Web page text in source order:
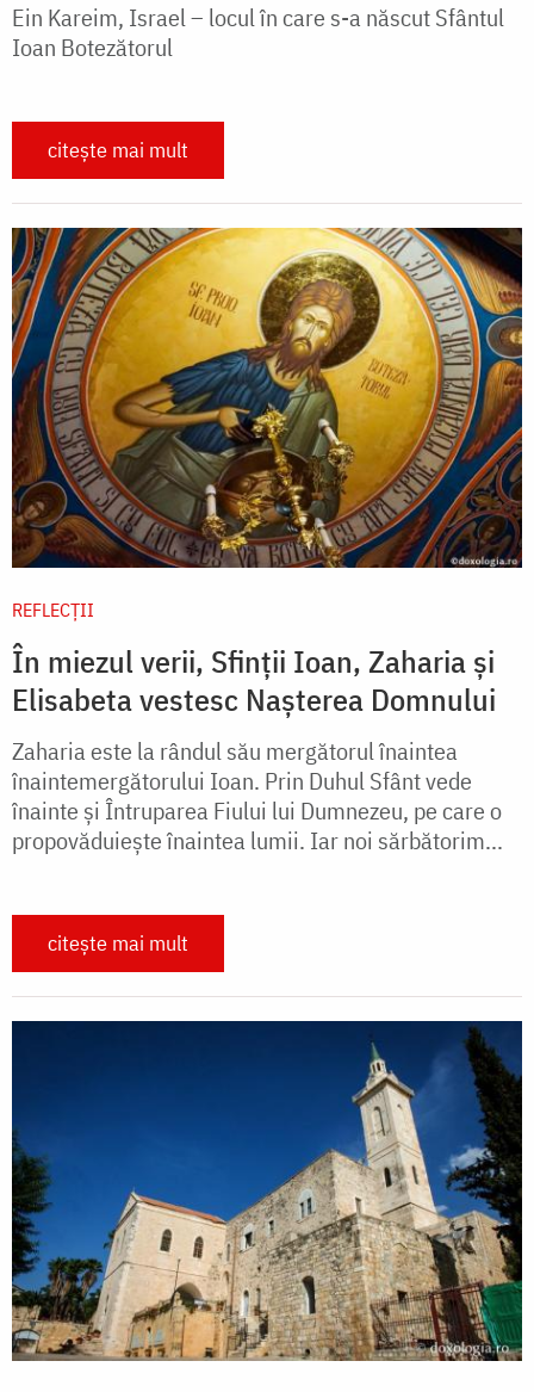
Ein Kareim, Israel – locul în care s-a născut Sfântul
Ioan Botezătorul
citește mai mult
REFLECȚII
În miezul verii, Sfinții Ioan, Zaharia și
Elisabeta vestesc Nașterea Domnului
Zaharia este la rândul său mergătorul înaintea
înaintemergătorului Ioan. Prin Duhul Sfânt vede
înainte și Întruparea Fiului lui Dumnezeu, pe care o
propovăduiește înaintea lumii. Iar noi sărbătorim...
citește mai mult